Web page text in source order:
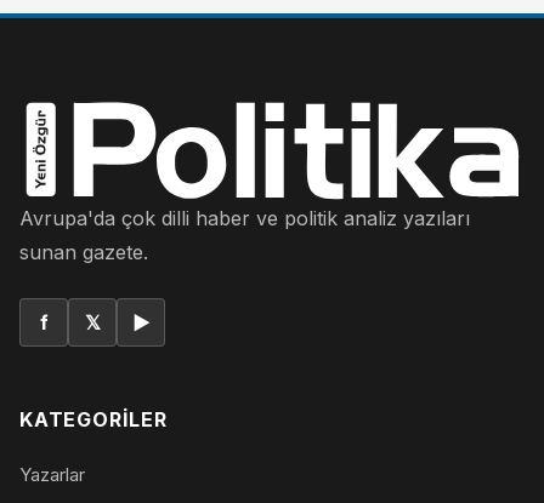
Avrupa'da çok dilli haber ve politik analiz yazıları
sunan gazete.
f 𝕏 ▶
KATEGORILER
Yazarlar